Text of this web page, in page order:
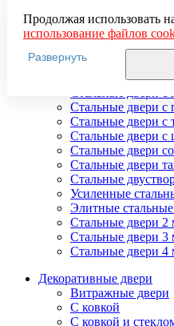
Стальные двери в
Стальные двери
Стальные двери
Стальные двери
Стальные двери с
Стальные двери
Стальные двери с
Стальные двери с
Стальные двери
Стальные двери
Стальные
Усиленные
Элитные
Стальные двери 2
Стальные двери 3
Стальные двери 4
Декоративные двери
Витражные двери
С ковкой
С ковкой и
Продолжая использовать
использование файлов
пользовательских данных
местоположении, устройстве,
для функционирования
использования систем
Яндекс.Метрика), в
обработки
Если вы не хотите, чтобы
настройте ограничения в
Развернуть